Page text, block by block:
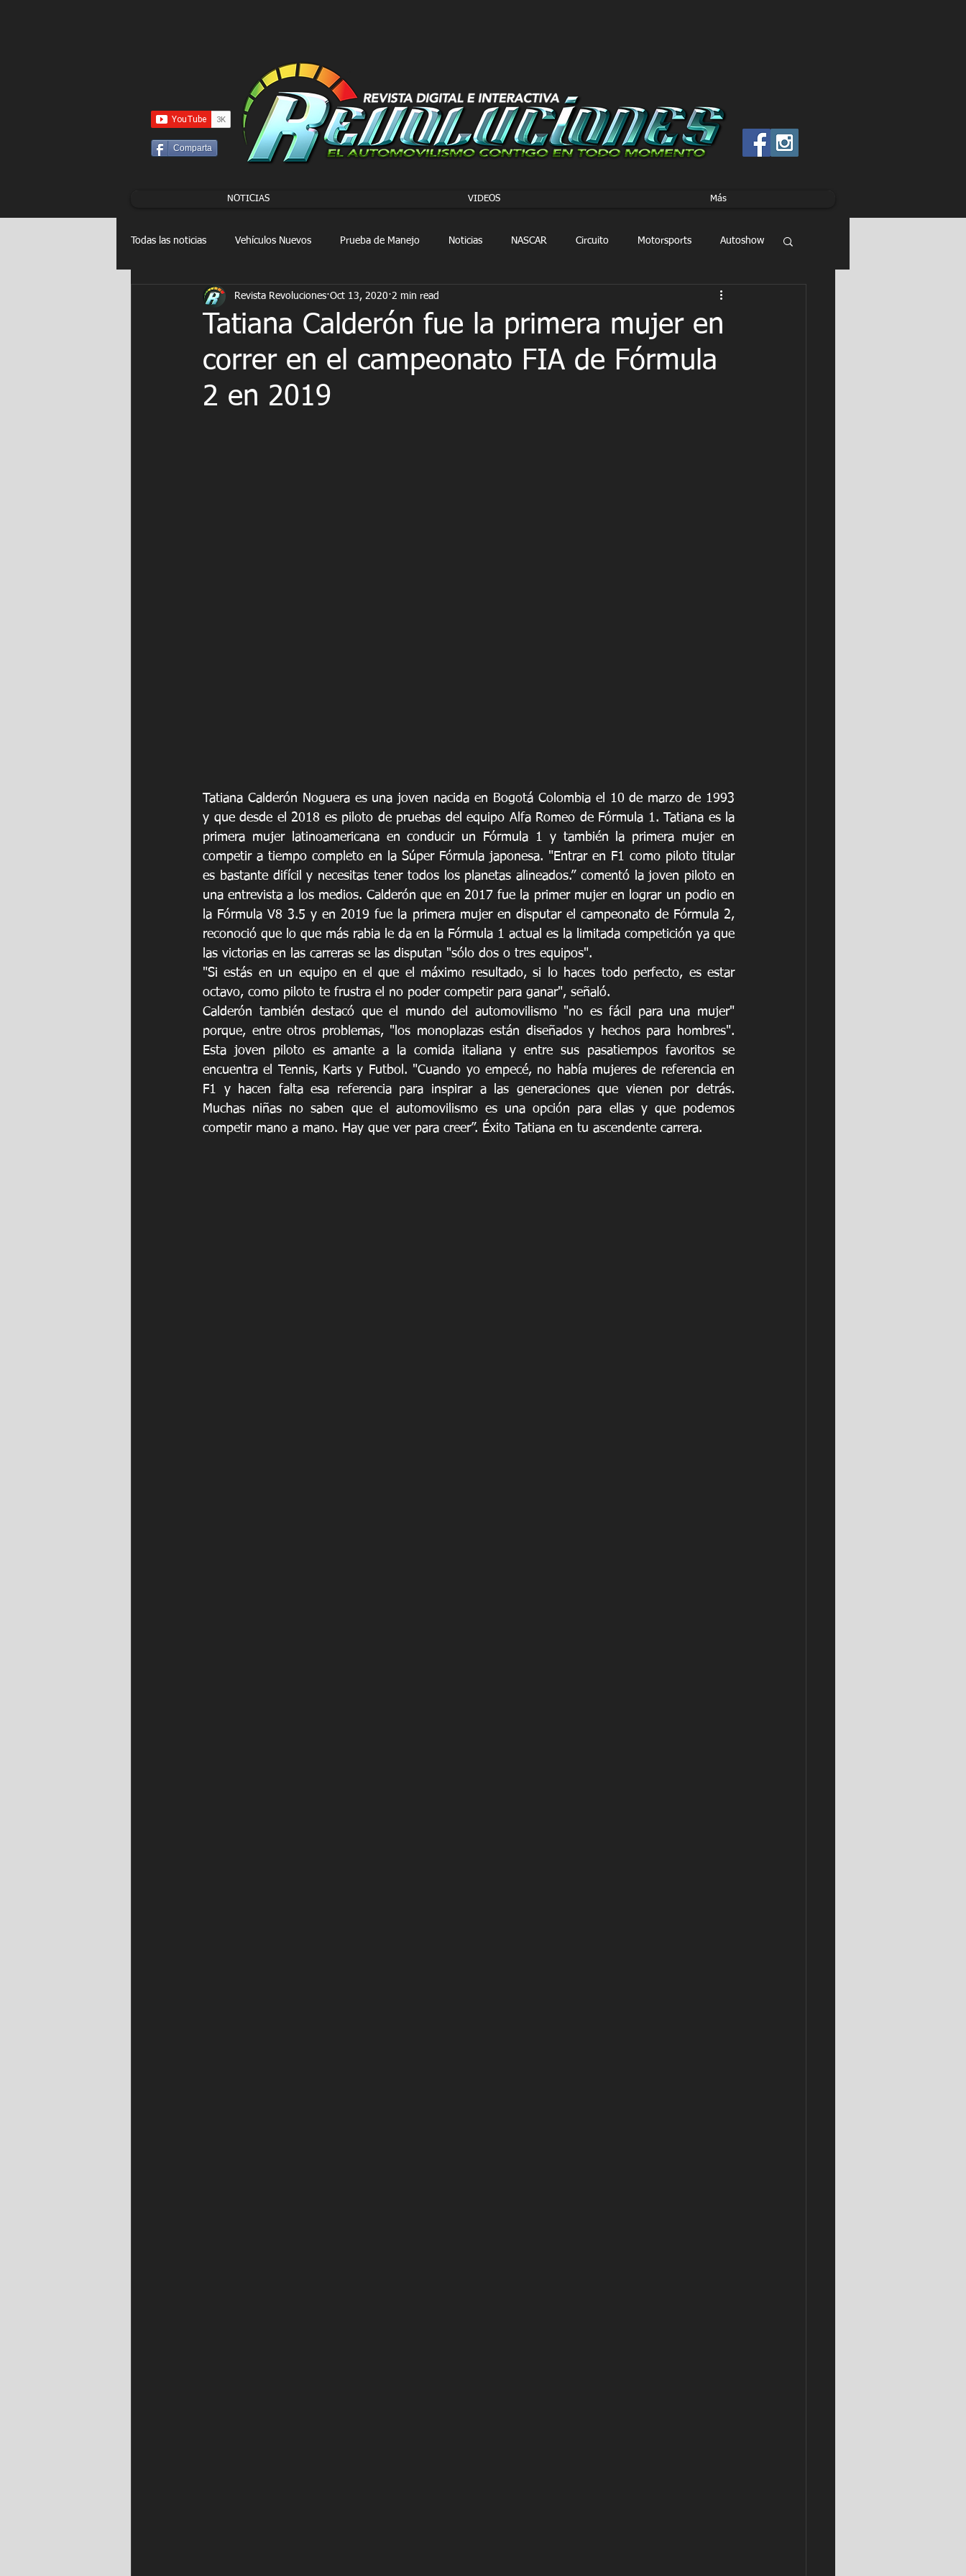
Comparta
NOTICIAS VIDEOS Más
Todas las noticias Vehículos Nuevos Prueba de Manejo Noticias NASCAR Circuito Motorsports Autoshow
Drag Racing FORMULA E FORMULA 1 Extreme E
Tatiana Calderón fue la primera mujer en
correr en el campeonato FIA de Fórmula
2 en 2019
Revista Revoluciones Oct 13, 2020 2 min read
Tatiana Calderón Noguera es una joven nacida en Bogotá Colombia el 10 de marzo de 1993
y que desde el 2018 es piloto de pruebas del equipo Alfa Romeo de Fórmula 1. Tatiana es la
primera mujer latinoamericana en conducir un Fórmula 1 y también la primera mujer en
competir a tiempo completo en la Súper Fórmula japonesa. "Entrar en F1 como piloto titular
es bastante difícil y necesitas tener todos los planetas alineados.” comentó la joven piloto en
una entrevista a los medios. Calderón que en 2017 fue la primer mujer en lograr un podio en
la Fórmula V8 3.5 y en 2019 fue la primera mujer en disputar el campeonato de Fórmula 2,
reconoció que lo que más rabia le da en la Fórmula 1 actual es la limitada competición ya que
las victorias en las carreras se las disputan "sólo dos o tres equipos".
"Si estás en un equipo en el que el máximo resultado, si lo haces todo perfecto, es estar
octavo, como piloto te frustra el no poder competir para ganar", señaló.
Calderón también destacó que el mundo del automovilismo "no es fácil para una mujer"
porque, entre otros problemas, "los monoplazas están diseñados y hechos para hombres".
Esta joven piloto es amante a la comida italiana y entre sus pasatiempos favoritos se
encuentra el Tennis, Karts y Futbol. "Cuando yo empecé, no había mujeres de referencia en
F1 y hacen falta esa referencia para inspirar a las generaciones que vienen por detrás.
Muchas niñas no saben que el automovilismo es una opción para ellas y que podemos
competir mano a mano. Hay que ver para creer”. Éxito Tatiana en tu ascendente carrera.